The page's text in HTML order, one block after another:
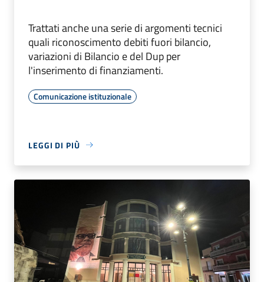
Trattati anche una serie di argomenti tecnici
quali riconoscimento debiti fuori bilancio,
variazioni di Bilancio e del Dup per
l'inserimento di finanziamenti.
Comunicazione istituzionale
LEGGI DI PIÙ